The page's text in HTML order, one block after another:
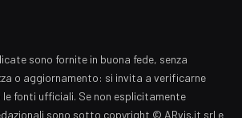
sono fornite in buona fede, senza
o aggiornamento: si invita a verificarne
fonti ufficiali. Se non esplicitamente
sono sotto copyright © ARvis.it srl e